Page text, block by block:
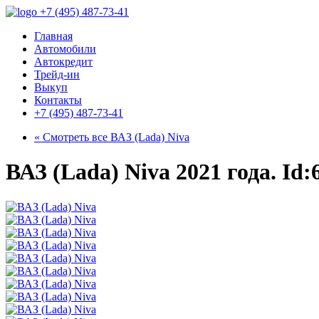
+7 (495) 487-73-41
Главная
Автомобили
Автокредит
Трейд-ин
Выкуп
Контакты
+7 (495) 487-73-41
« Смотреть все ВАЗ (Lada) Niva
ВАЗ (Lada) Niva 2021 года.